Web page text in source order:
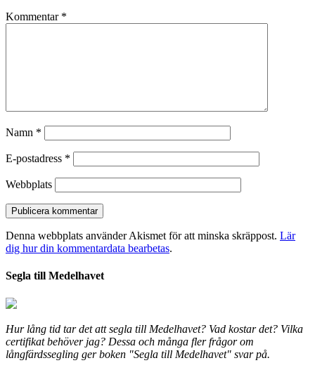
Kommentar *
Namn *
E-postadress *
Webbplats
Denna webbplats använder Akismet för att minska skräppost. Lär
dig hur din kommentardata bearbetas.
Segla till Medelhavet
Hur lång tid tar det att segla till Medelhavet? Vad kostar det? Vilka
certifikat behöver jag? Dessa och många fler frågor om
långfärdssegling ger boken "Segla till Medelhavet" svar på.